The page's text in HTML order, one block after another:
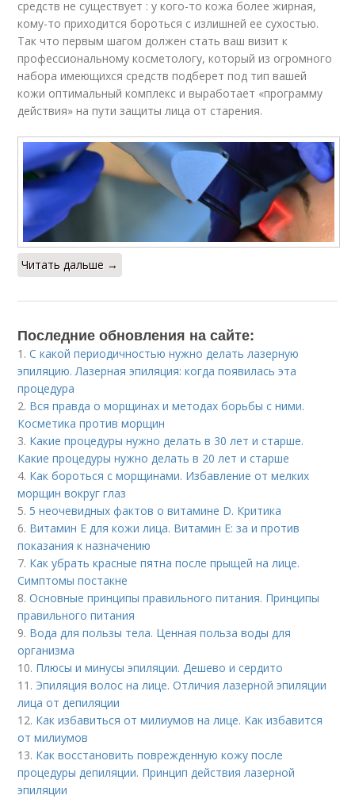
средств не существует : у кого-то кожа более жирная,
кому-то приходится бороться с излишней ее сухостью.
Так что первым шагом должен стать ваш визит к
профессиональному косметологу, который из огромного
набора имеющихся средств подберет под тип вашей
кожи оптимальный комплекс и выработает «программу
действия» на пути защиты лица от старения.
Читать дальше →
Последние обновления на сайте:
1.С какой периодичностью нужно делать лазерную
эпиляцию. Лазерная эпиляция: когда появилась эта
процедура
2. Вся правда о морщинах и методах борьбы с ними.
Косметика против морщин
3. Какие процедуры нужно делать в 30 лет и старше.
Какие процедуры нужно делать в 20 лет и старше
4. Как бороться с морщинами. Избавление от мелких
морщин вокруг глаз
5. 5 неочевидных фактов о витамине D. Критика
6. Витамин E для кожи лица. Витамин Е: за и против
показания к назначению
7. Как убрать красные пятна после прыщей на лице.
Симптомы постакне
8.Основные принципы правильного питания. Принципы
правильного питания
9. Вода для пользы тела. Ценная польза воды для
организма
10. Плюсы и минусы эпиляции. Дешево и сердито
11. Эпиляция волос на лице. Отличия лазерной эпиляции
лица от депиляции
12. Как избавиться от милиумов на лице. Как избавится
от милиумов
13. Как восстановить поврежденную кожу после
процедуры депиляции. Принцип действия лазерной
эпиляции